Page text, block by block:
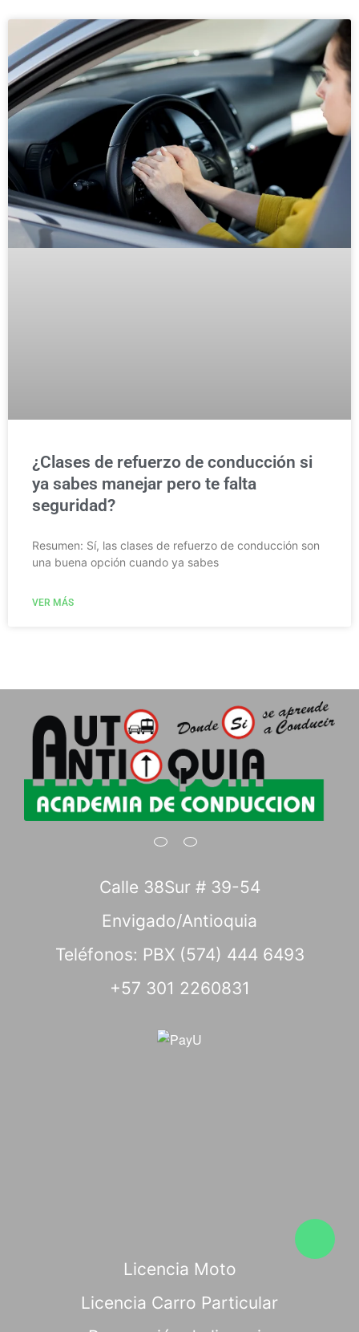
¿Clases de refuerzo de conducción si
ya sabes manejar pero te falta
seguridad?
Resumen: Sí, las clases de refuerzo de conducción son
una buena opción cuando ya sabes
VER MÁS
Calle 38Sur # 39-54
Envigado/Antioquia
Teléfonos: PBX (574) 444 6493
+57 301 2260831
Licencia Moto
Licencia Carro Particular